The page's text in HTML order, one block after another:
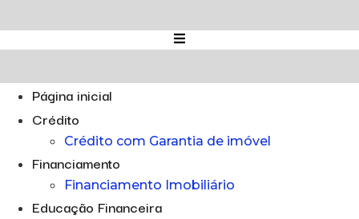
para
o
Página inicial
Crédito
Crédito com Garantia de imóvel
Financiamento
Financiamento Imobiliário
Educação Financeira